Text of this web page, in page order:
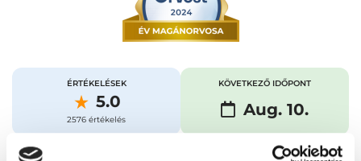
ÉRTÉKELÉSEK
5.0
2576 értékelés
KÖVETKEZŐ IDŐPONT
Aug. 10.